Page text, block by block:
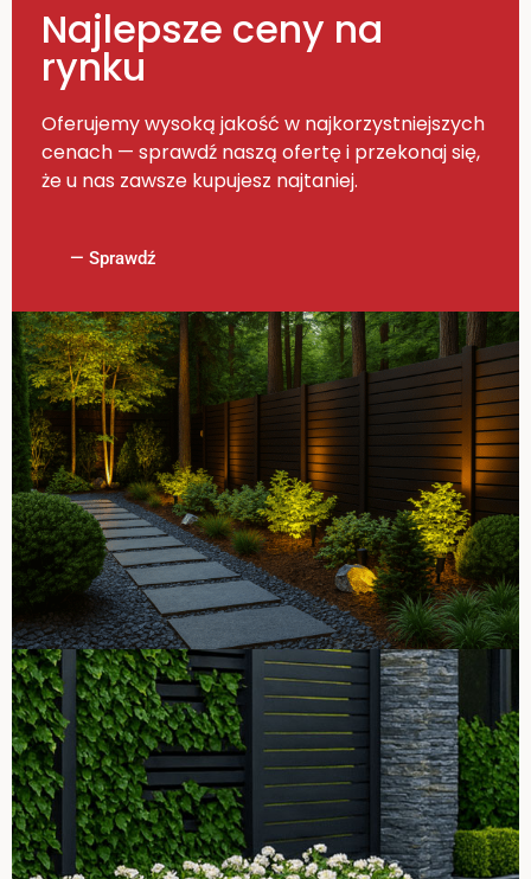
Najlepsze ceny na
rynku
Oferujemy wysoką jakość w najkorzystniejszych
cenach — sprawdź naszą ofertę i przekonaj się,
że u nas zawsze kupujesz najtaniej.
— Sprawdź